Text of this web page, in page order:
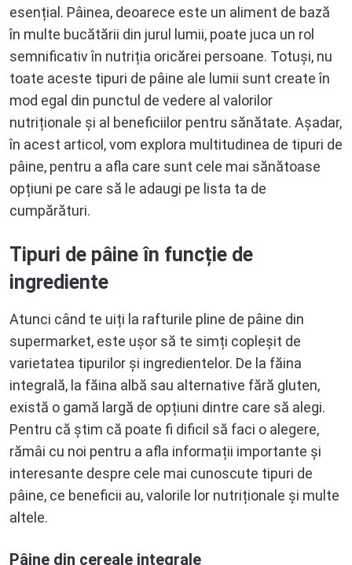
esențial. Pâinea, deoarece este un aliment de bază
în multe bucătării din jurul lumii, poate juca un rol
semnificativ în nutriția oricărei persoane. Totuși, nu
toate aceste tipuri de pâine ale lumii sunt create în
mod egal din punctul de vedere al valorilor
nutriționale și al beneficiilor pentru sănătate. Așadar,
în acest articol, vom explora multitudinea de tipuri de
pâine, pentru a afla care sunt cele mai sănătoase
opțiuni pe care să le adaugi pe lista ta de
cumpărături.
Tipuri de pâine în funcție de
ingrediente
Atunci când te uiți la rafturile pline de pâine din
supermarket, este ușor să te simți copleșit de
varietatea tipurilor și ingredientelor. De la făina
integrală, la făina albă sau alternative fără gluten,
există o gamă largă de opțiuni dintre care să alegi.
Pentru că știm că poate fi dificil să faci o alegere,
rămâi cu noi pentru a afla informații importante și
interesante despre cele mai cunoscute tipuri de
pâine, ce beneficii au, valorile lor nutriționale și multe
altele.
Pâine din cereale integrale